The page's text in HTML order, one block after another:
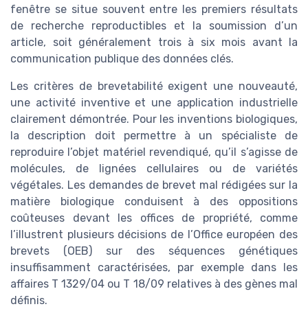
fenêtre se situe souvent entre les premiers résultats
de recherche reproductibles et la soumission d’un
article, soit généralement trois à six mois avant la
communication publique des données clés.
Les critères de brevetabilité exigent une nouveauté,
une activité inventive et une application industrielle
clairement démontrée. Pour les inventions biologiques,
la description doit permettre à un spécialiste de
reproduire l’objet matériel revendiqué, qu’il s’agisse de
molécules, de lignées cellulaires ou de variétés
végétales. Les demandes de brevet mal rédigées sur la
matière biologique conduisent à des oppositions
coûteuses devant les offices de propriété, comme
l’illustrent plusieurs décisions de l’Office européen des
brevets (OEB) sur des séquences génétiques
insuffisamment caractérisées, par exemple dans les
affaires T 1329/04 ou T 18/09 relatives à des gènes mal
définis.